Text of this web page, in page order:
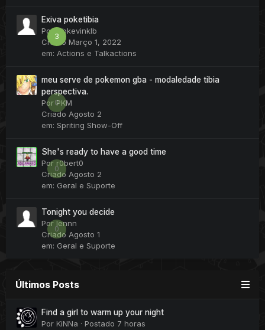
3
Exiva poketibia
Por klbkevinklb
Criado Março 1, 2022
em: Actions e Talkactions
0
meu serve de pokemon gba - modaledade tibia
perspectiva.
PorPKM
Criado Agosto 2
em: Spriting Show-Off
0
She's ready to have a good time
Por r0bert0
Criado Agosto 2
em: Geral e Suporte
0
Tonight you decide
Por lennn
Criado Agosto 1
em: Geral e Suporte
Últimos Posts
Find a girl to warm up your night
Por KiNNa · Postado 7 horas